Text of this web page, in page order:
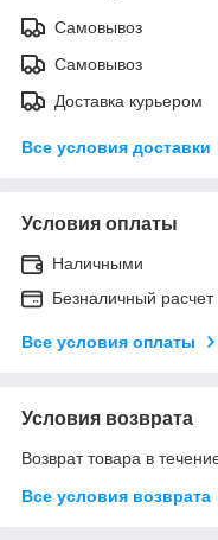
Самовывоз
Самовывоз
Доставка курьером
Все условия доставки
Условия оплаты
Наличными
Безналичный расчет
Все условия оплаты
Условия возврата
Возврат товара в
Все условия возврата